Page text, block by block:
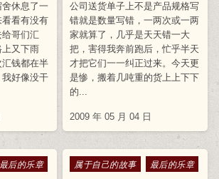
休息了一
看有没有
哥们汇
又下雨
钱都在半
好像没干
公司送货单子上不是产品规格写
错就是数量写错，一两次或一两
家就算了，几乎是天天错一大
把，害得我奔前跑后，忙乎半天
才把它们一一纠正过来。今天更
是惨，搬着几吨重的货上上下下
的...
2009 年 05 月 04 日
最后的乐章 Posted in
属于自己的故事 最后的乐章